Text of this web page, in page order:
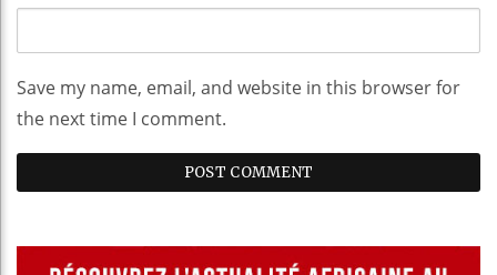
Save my name, email, and website in this browser for
the next time I comment.